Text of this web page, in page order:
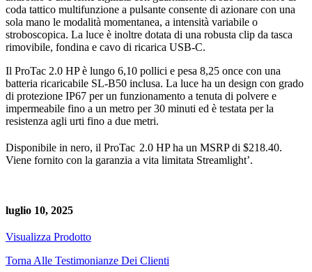
coda tattico multifunzione a pulsante consente di azionare con una
sola mano le modalità momentanea, a intensità variabile o
stroboscopica. La luce è inoltre dotata di una robusta clip da tasca
rimovibile, fondina e cavo di ricarica USB-C.
Il ProTac 2.0 HP è lungo 6,10 pollici e pesa 8,25 once con una
batteria ricaricabile SL-B50 inclusa. La luce ha un design con grado
di protezione IP67 per un funzionamento a tenuta di polvere e
impermeabile fino a un metro per 30 minuti ed è testata per la
resistenza agli urti fino a due metri.
Disponibile in nero, il ProTac 2.0 HP ha un MSRP di $218.40.
Viene fornito con la garanzia a vita limitata Streamlight’.
luglio 10, 2025
Visualizza Prodotto
Torna Alle Testimonianze Dei Clienti